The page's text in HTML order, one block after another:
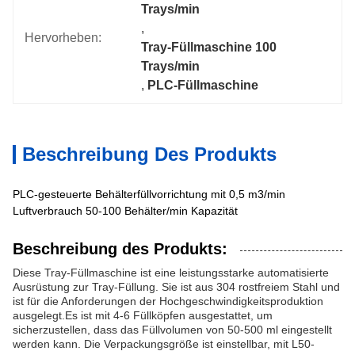
Hervorheben:
Trays/min
,
Tray-Füllmaschine 100
Trays/min
, PLC-Füllmaschine
Beschreibung Des Produkts
PLC-gesteuerte Behälterfüllvorrichtung mit 0,5 m3/min
Luftverbrauch 50-100 Behälter/min Kapazität
Beschreibung des Produkts:
Diese Tray-Füllmaschine ist eine leistungsstarke automatisierte
Ausrüstung zur Tray-Füllung. Sie ist aus 304 rostfreiem Stahl und
ist für die Anforderungen der Hochgeschwindigkeitsproduktion
ausgelegt.Es ist mit 4-6 Füllköpfen ausgestattet, um
sicherzustellen, dass das Füllvolumen von 50-500 ml eingestellt
werden kann. Die Verpackungsgröße ist einstellbar, mit L50-